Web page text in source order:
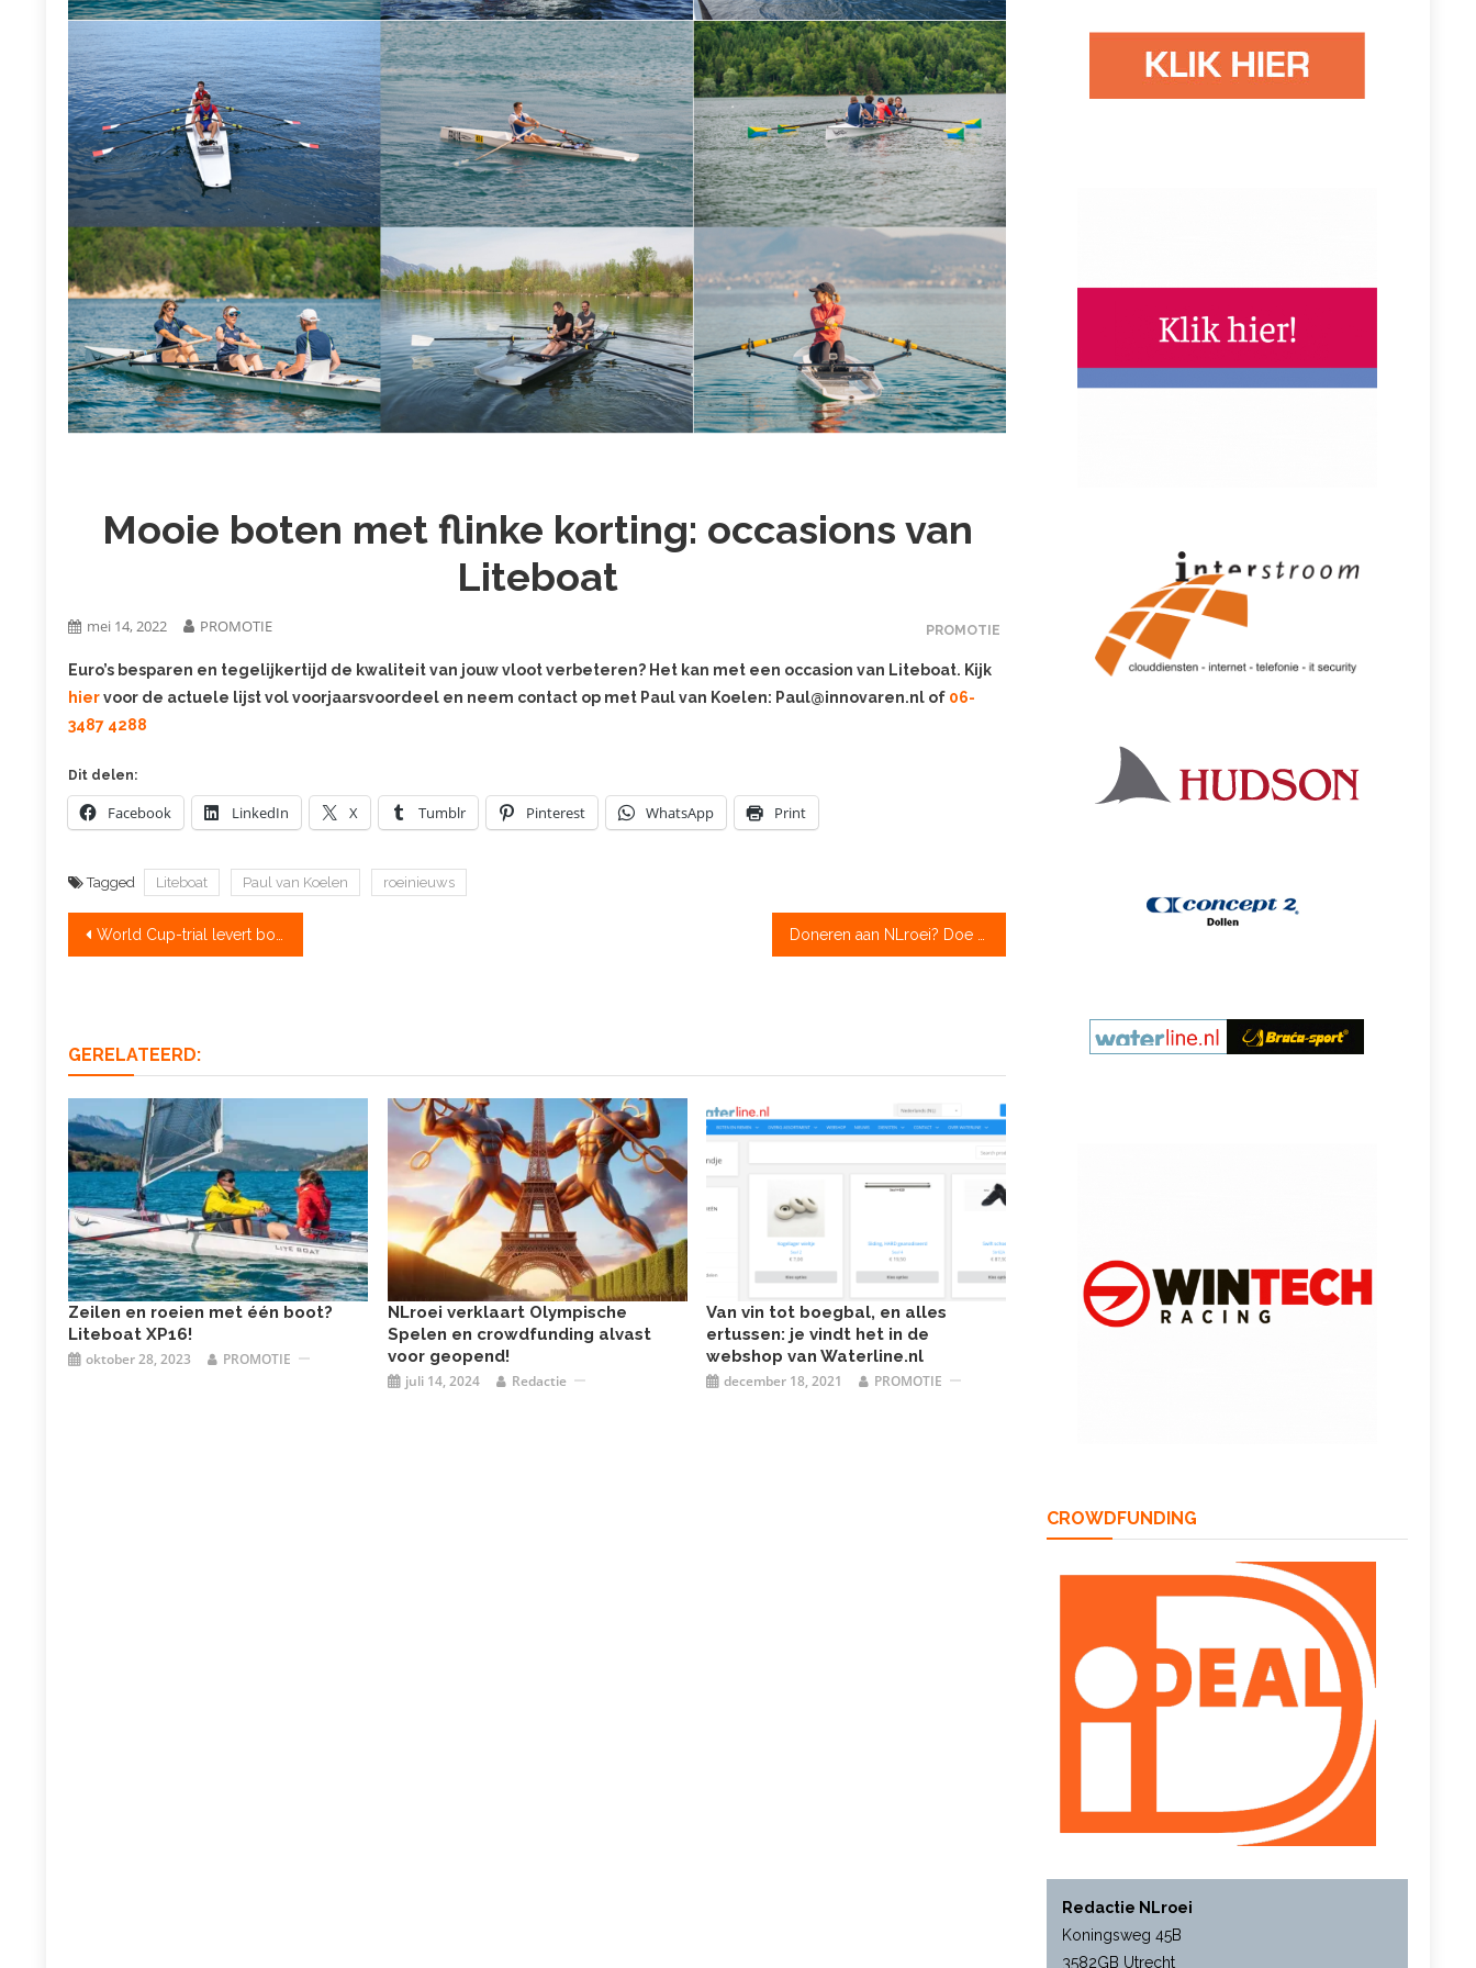
Mooie boten met flinke korting: occasions van
Liteboat
PROMOTIE
mei 14, 2022 PROMOTIE
Euro’s besparen en tegelijkertijd de kwaliteit van jouw vloot verbeteren? Het kan met een occasion van Liteboat. Kijk
hiervoor de actuele lijst vol voorjaarsvoordeel en neem contact op met Paul van Koelen: Paul@innovaren.nl of 06-
3487 4288
Dit delen:
Facebook LinkedIn X Tumblr Pinterest WhatsApp Print
Tagged Liteboat Paul van Koelen roeinieuws
Bericht
World Cup-trial levert bond geen nieuwe informatie op
GERELATEERD:
Zeilen en roeien met één boot?
Liteboat XP16!
oktober 28, 2023 PROMOTIE
NLroei verklaart Olympische
Spelen en crowdfunding alvast
voor geopend!
juli 14, 2024 Redactie
Van vin tot boegbal, en alles
ertussen: je vindt het in de
webshop van Waterline.nl
december 18, 2021 PROMOTIE
CROWDFUNDING
Redactie NLroei
Koningsweg 45B
3582GB Utrecht